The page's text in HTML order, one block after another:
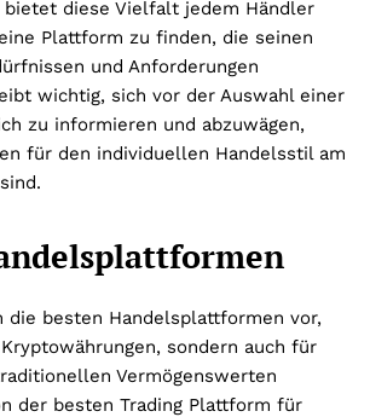
bietet diese Vielfalt jedem Händler
Plattform zu finden, die seinen
und Anforderungen
wichtig, sich vor der Auswahl einer
zu informieren und abzuwägen,
für den individuellen Handelsstil am
die besten Handelsplattformen vor,
sondern auch für
Vermögenswerten
der besten Trading Plattform für